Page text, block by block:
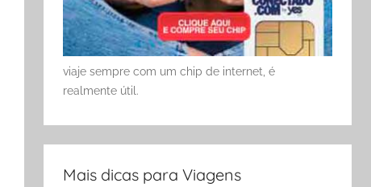
viaje sempre com um chip de internet, é
realmente útil.
Mais dicas para Viagens